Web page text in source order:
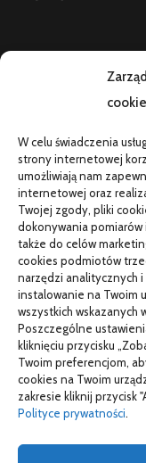
cookie
W celu świadczenia
strony internetowej
umożliwiają nam
internetowej oraz
Twojej zgody, pliki
dokonywania
także do celów
cookies podmiotów
narzędzi analitycznych
instalowanie na Twoim
wszystkich wskazanych
Poszczególne
kliknięciu przycisku
Twoim preferencjom,
cookies na Twoim
zakresie kliknij przycisk
Polityce prywatności.
Telefon zawiesza się
PR od podstaw w
Termin do
Porządkowanie
TO SIĘ CZYTA
Gorąca oraz
pojechać na wczasy
Czemu warto
Właściwe domy z